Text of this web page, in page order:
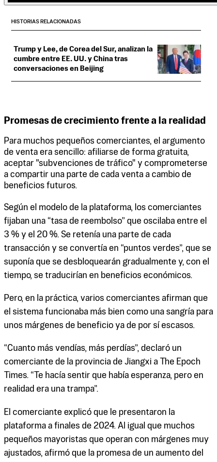
HISTORIAS RELACIONADAS
Trump y Lee, de Corea del Sur, analizan la
cumbre entre EE. UU. y China tras
conversaciones en Beijing
Promesas de crecimiento frente a la realidad
Para muchos pequeños comerciantes, el argumento
de venta era sencillo: afiliarse de forma gratuita,
aceptar "subvenciones de tráfico" y comprometerse
a compartir una parte de cada venta a cambio de
beneficios futuros.
Según el modelo de la plataforma, los comerciantes
fijaban una “tasa de reembolso” que oscilaba entre el
3 % y el 20 %. Se retenía una parte de cada
transacción y se convertía en “puntos verdes”, que se
suponía que se desbloquearán gradualmente y, con el
tiempo, se traducirían en beneficios económicos.
Pero, en la práctica, varios comerciantes afirman que
el sistema funcionaba más bien como una sangría para
unos márgenes de beneficio ya de por sí escasos.
“Cuanto más vendías, más perdías”, declaró un
comerciante de la provincia de Jiangxi a The Epoch
Times. “Te hacía sentir que había esperanza, pero en
realidad era una trampa”.
El comerciante explicó que le presentaron la
plataforma a finales de 2024. Al igual que muchos
pequeños mayoristas que operan con márgenes muy
ajustados, afirmó que la promesa de un aumento del